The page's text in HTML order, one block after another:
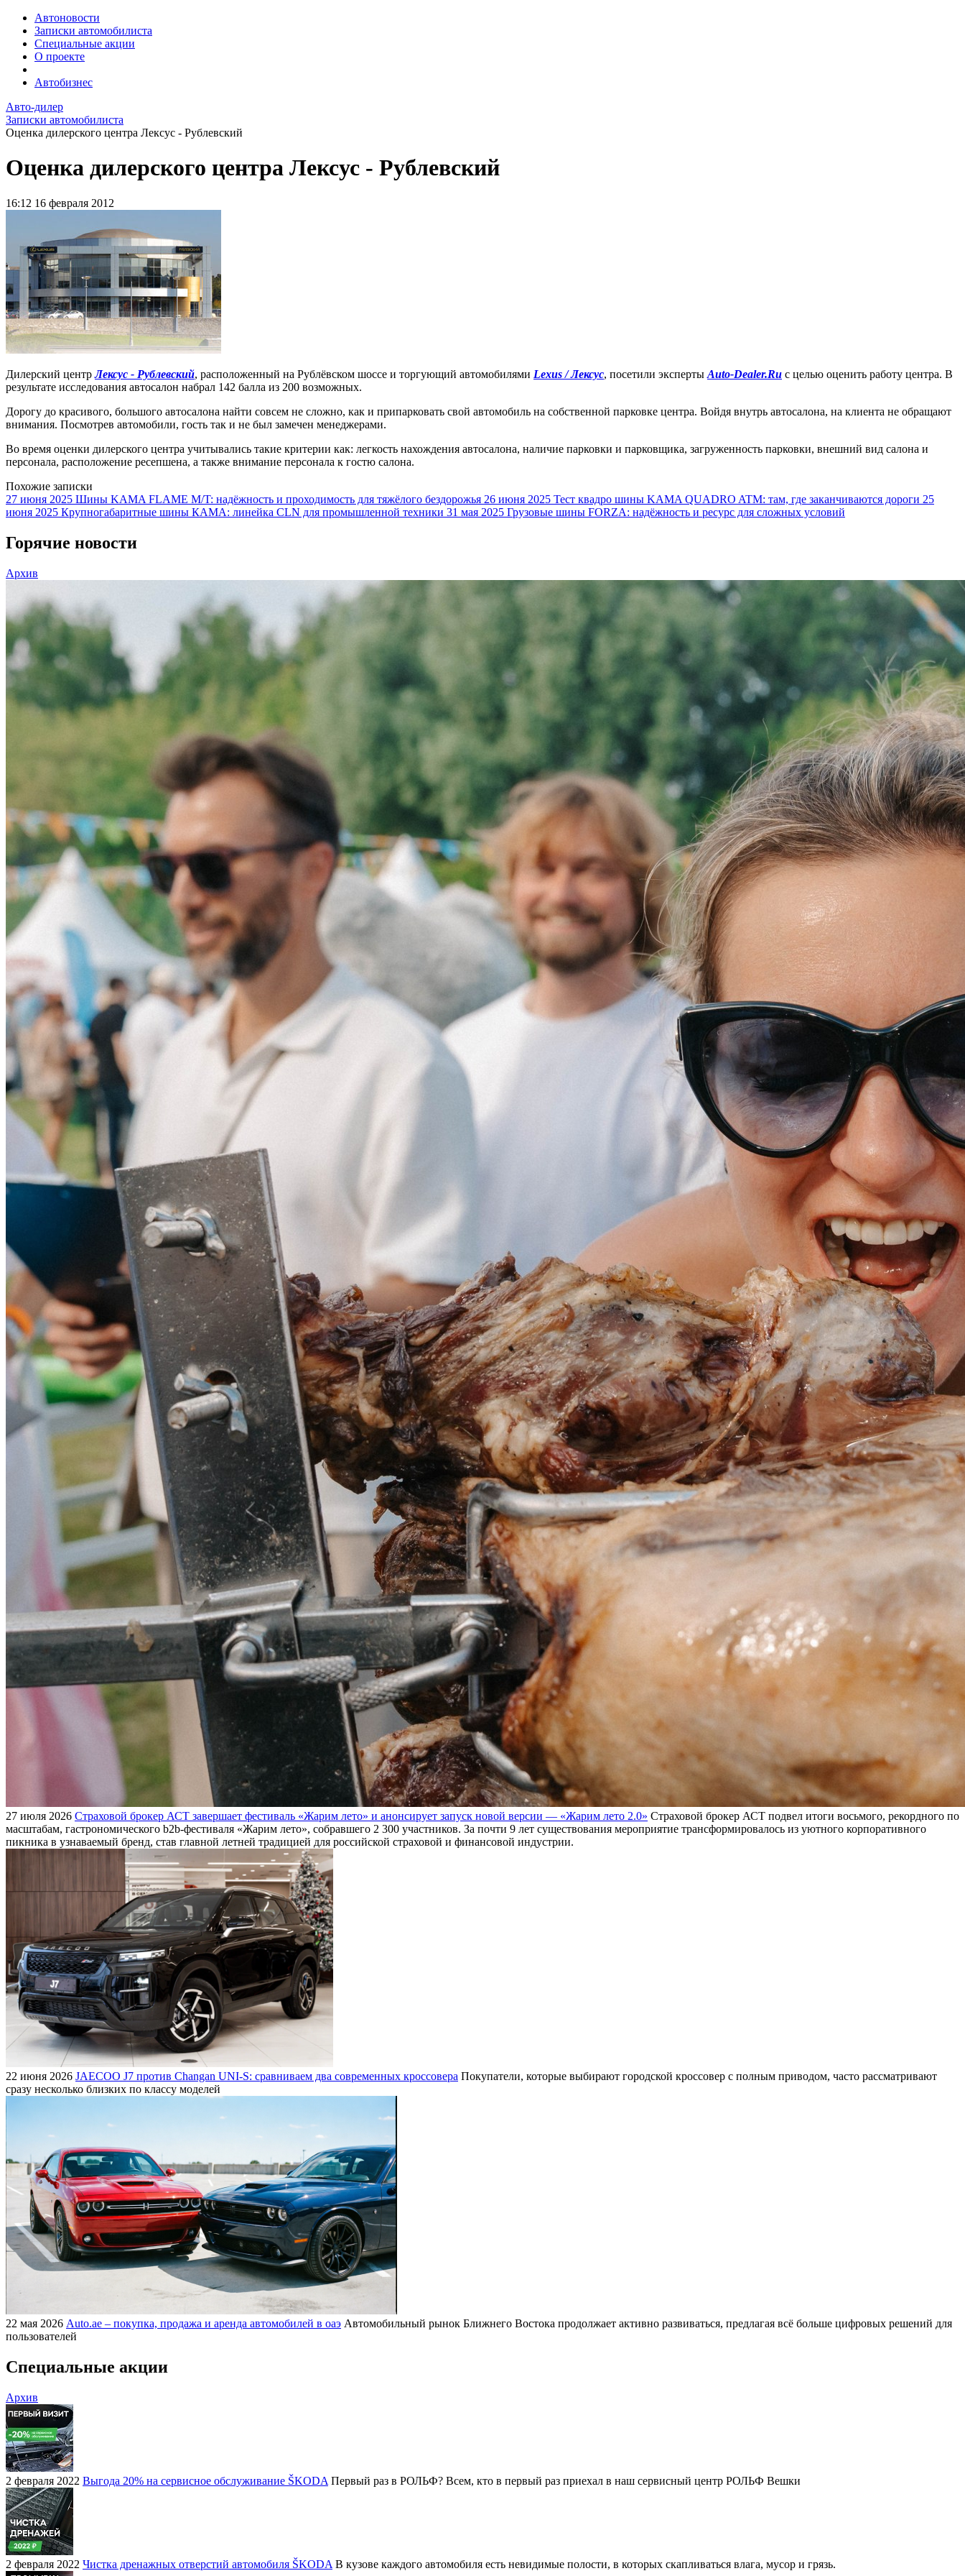
Автоновости
Записки автомобилиста
Специальные акции
О проекте
Автобизнес
Авто-дилер
Записки автомобилиста
Оценка дилерского центра Лексус - Рублевский
Оценка дилерского центра Лексус - Рублевский
16:12 16 февраля 2012
Дилерский центрЛексус - Рублевский, расположенный на Рублёвском шоссе и торгующий автомобилями Lexus / Лексус, посетили эксперты Auto-Dealer.Ru с целью оценить работу центра. В
результате исследования автосалон набрал 142 балла из 200 возможных.
Дорогу до красивого, большого автосалона найти совсем не сложно, как и припарковать свой автомобиль на собственной парковке центра. Войдя внутрь автосалона, на клиента не обращают
внимания. Посмотрев автомобили, гость так и не был замечен менеджерами.
Во время оценки дилерского центра учитывались такие критерии как: легкость нахождения автосалона, наличие парковки и парковщика, загруженность парковки, внешний вид салона и
персонала, расположение ресепшена, а также внимание персонала к гостю салона.
Похожие записки
27 июня 2025 Шины KAMA FLAME M/T: надёжность и проходимость для тяжёлого бездорожья 26 июня 2025 Тест квадро шины KAMA QUADRO ATM: там, где заканчиваются дороги 25
июня 2025 Крупногабаритные шины КАМА: линейка CLN для промышленной техники 31 мая 2025 Грузовые шины FORZA: надёжность и ресурс для сложных условий
Горячие новости
Архив
27 июля 2026 Страховой брокер АСТ завершает фестиваль «Жарим лето» и анонсирует запуск новой версии — «Жарим лето 2.0» Страховой брокер АСТ подвел итоги восьмого, рекордного по
масштабам, гастрономического b2b-фестиваля «Жарим лето», собравшего 2 300 участников. За почти 9 лет существования мероприятие трансформировалось из уютного корпоративного
пикника в узнаваемый бренд, став главной летней традицией для российской страховой и финансовой индустрии.
22 июня 2026 JAECOO J7 против Changan UNI-S: сравниваем два современных кроссовера Покупатели, которые выбирают городской кроссовер с полным приводом, часто рассматривают
сразу несколько близких по классу моделей
22 мая 2026 Auto.ae – покупка, продажа и аренда автомобилей в оаэ Автомобильный рынок Ближнего Востока продолжает активно развиваться, предлагая всё больше цифровых решений для
пользователей
Специальные акции
Архив
2 февраля 2022 Выгода 20% на сервисное обслуживание ŠKODA Первый раз в РОЛЬФ? Всем, кто в первый раз приехал в наш сервисный центр РОЛЬФ Вешки
2 февраля 2022 Чистка дренажных отверстий автомобиля ŠKODA В кузове каждого автомобиля есть невидимые полости, в которых скапливаться влага, мусор и грязь.